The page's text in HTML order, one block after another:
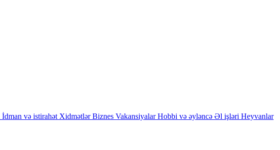
İdman və istirahət Xidmətlər Biznes Vakansiyalar Hobbi və əyləncə Əl işləri Heyvanlar